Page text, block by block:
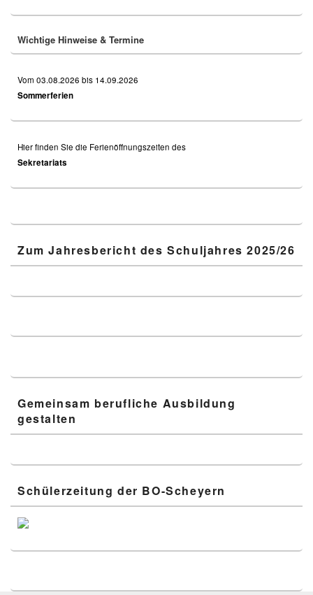
Area
Wichtige Hinweise & Termine
Vom 03.08.2026 bis 14.09.2026
Sommerferien
Hier finden Sie die Ferienöffnungszeiten des
Sekretariats
Zum Jahresbericht des Schuljahres 2025/26
Gemeinsam berufliche Ausbildung
gestalten
Schülerzeitung der BO-Scheyern